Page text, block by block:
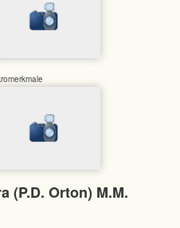
(P.D. Orton) M.M.